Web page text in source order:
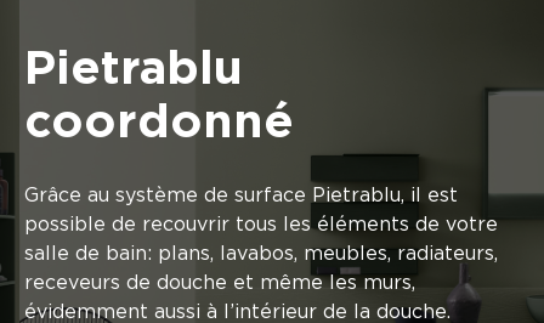
Pietrablu
coordonné
Grâce au système de surface Pietrablu, il est
possible de recouvrir tous les éléments de votre
salle de bain: plans, lavabos, meubles, radiateurs,
receveurs de douche et même les murs,
évidemment aussi à l’intérieur de la douche.